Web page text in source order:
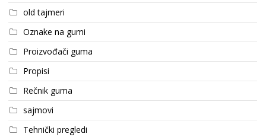
old tajmeri
Oznake na gumi
Proizvođači guma
Propisi
Rečnik guma
sajmovi
Tehnički pregledi